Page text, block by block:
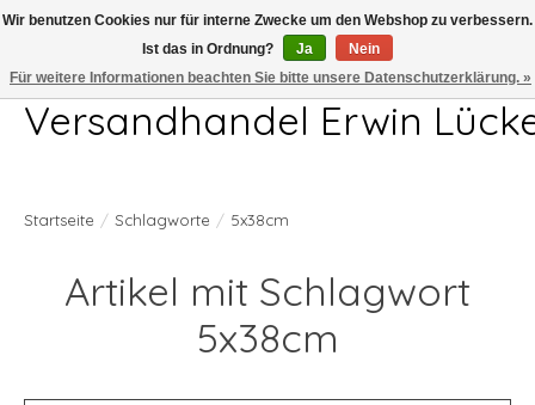
Telefon 04407 715872 MO-DO 7.00-17.00Uhr FR 7.00-13.00Uhr
Versandhandel Erwin
Startseite / Schlagworte / 5x38cm
Artikel mit Schlagwort
5x38cm
Wir benutzen Cookies nur für interne Zwecke um den Webshop zu verbessern.
Ist das in Ordnung?
Ja
Nein
Für weitere Informationen beachten Sie bitte unsere Datenschutzerklärung. »